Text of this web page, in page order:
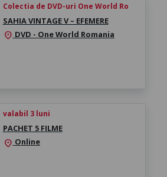
Colectia de DVD-uri One World Ro
SAHIA VINTAGE V – EFEMERE
location_on DVD - One World Romania
valabil 3 luni
PACHET 5 FILME
location_on Online